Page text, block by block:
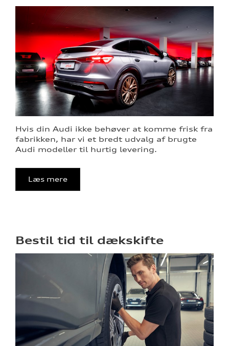
Hvis din Audi ikke behøver at komme frisk fra
fabrikken, har vi et bredt udvalg af brugte
Audi modeller til hurtig levering.
Læs mere
Bestil tid til dækskifte